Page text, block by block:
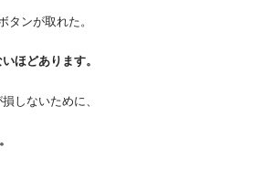
タンが取れた。
ほどあります。
しないために、